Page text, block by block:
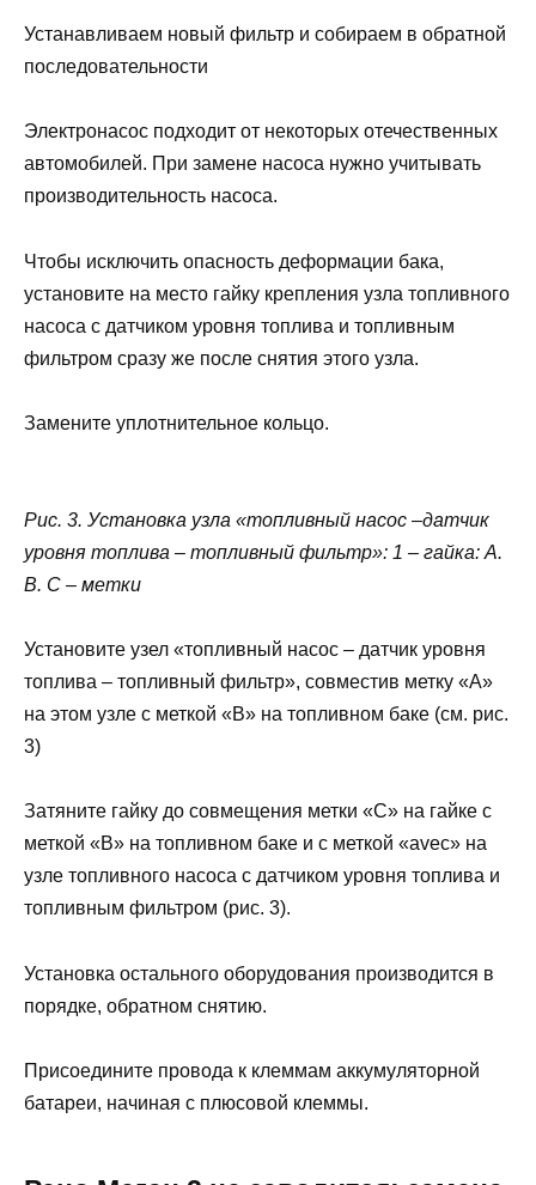
Устанавливаем новый фильтр и собираем в обратной
последовательности
Электронасос подходит от некоторых отечественных
автомобилей. При замене насоса нужно учитывать
производительность насоса.
Чтобы исключить опасность деформации бака,
установите на место гайку крепления узла топливного
насоса с датчиком уровня топлива и топливным
фильтром сразу же после снятия этого узла.
Замените уплотнительное кольцо.
Рис. 3. Установка узла «топливный насос –датчик
уровня топлива – топливный фильтр»: 1 – гайка: А.
В. С – метки
Установите узел «топливный насос – датчик уровня
топлива – топливный фильтр», совместив метку «А»
на этом узле с меткой «В» на топливном баке (см. рис.
3)
Затяните гайку до совмещения метки «С» на гайке с
меткой «В» на топливном баке и с меткой «avec» на
узле топливного насоса с датчиком уровня топлива и
топливным фильтром (рис. 3).
Установка остального оборудования производится в
порядке, обратном снятию.
Присоедините провода к клеммам аккумуляторной
батареи, начиная с плюсовой клеммы.